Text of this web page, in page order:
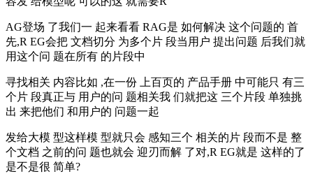
AG登场 了我们一 起来看看 RAG是 如何解决 这个问题的 首
先,R EG会把 文档切分 为多个片 段当用户 提出问题 后我们就
用这个问 题在所有 的片段中
寻找相关 内容比如 ,在一份 上百页的 产品手册 中可能只 有三
个片 段真正与 用户的问 题相关我 们就把这 三个片段 单独挑
出 来把他们 和用户的 问题一起
发给大模 型这样模 型就只会 感知三个 相关的片 段而不是 整
个文档 之前的问 题也就会 迎刃而解 了对,R EG就是 这样的了
是不是很 简单?